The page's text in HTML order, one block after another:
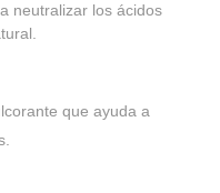
neutralizar los ácidos
que ayuda a